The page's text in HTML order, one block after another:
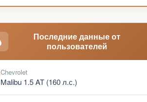
Последние данные от
пользователей
Chevrolet
Malibu 1.5 AT (160 л.с.)